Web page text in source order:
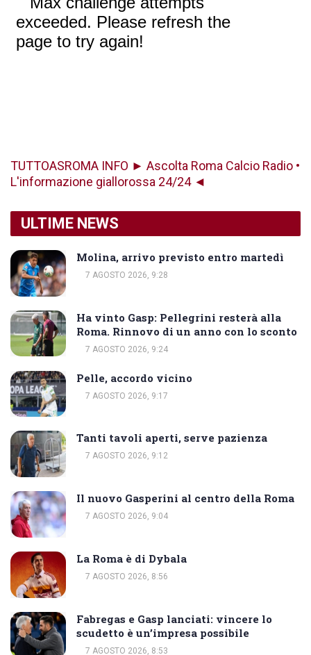
TUTTOASROMA INFO ► Ascolta Roma Calcio Radio •
L'informazione giallorossa 24/24 ◄
ULTIME NEWS
Molina, arrivo previsto entro martedì
7 AGOSTO 2026, 9:28
Ha vinto Gasp: Pellegrini resterà alla
Roma. Rinnovo di un anno con lo sconto
7 AGOSTO 2026, 9:24
Pelle, accordo vicino
7 AGOSTO 2026, 9:17
Tanti tavoli aperti, serve pazienza
7 AGOSTO 2026, 9:12
Il nuovo Gasperini al centro della Roma
7 AGOSTO 2026, 9:04
La Roma è di Dybala
7 AGOSTO 2026, 8:56
Fabregas e Gasp lanciati: vincere lo
scudetto è un’impresa possibile
7 AGOSTO 2026, 8:53